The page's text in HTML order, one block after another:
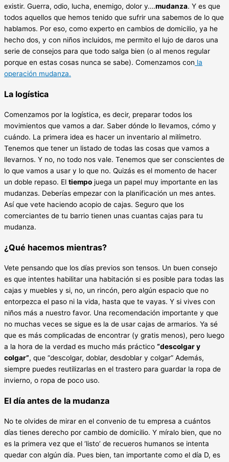
existir. Guerra, odio, lucha, enemigo, dolor y….mudanza. Y es que
todos aquellos que hemos tenido que sufrir una sabemos de lo que
hablamos. Por eso, como experto en cambios de domicilio, ya he
hecho dos, y con niños incluidos, me permito el lujo de daros una
serie de consejos para que todo salga bien (o al menos regular
porque en estas cosas nunca se sabe). Comenzamos con la
operación mudanza.
La logística
Comenzamos por la logística, es decir, preparar todos los
movimientos que vamos a dar. Saber dónde lo llevamos, cómo y
cuándo. La primera idea es hacer un inventario al milímetro.
Tenemos que tener un listado de todas las cosas que vamos a
llevarnos. Y no, no todo nos vale. Tenemos que ser conscientes de
lo que vamos a usar y lo que no. Quizás es el momento de hacer
un doble repaso. El tiempo juega un papel muy importante en las
mudanzas. Deberías empezar con la planificación un mes antes.
Así que vete haciendo acopio de cajas. Seguro que los
comerciantes de tu barrio tienen unas cuantas cajas para tu
mudanza.
¿Qué hacemos mientras?
Vete pensando que los días previos son tensos. Un buen consejo
es que intentes habilitar una habitación si es posible para todas las
cajas y muebles y si, no, un rincón, pero algún espacio que no
entorpezca el paso ni la vida, hasta que te vayas. Y si vives con
niños más a nuestro favor. Una recomendación importante y que
no muchas veces se sigue es la de usar cajas de armarios. Ya sé
que es más complicadas de encontrar (y gratis menos), pero luego
a la hora de la verdad es mucho más práctico “descolgar y
colgar”, que “descolgar, doblar, desdoblar y colgar” Además,
siempre puedes reutilizarlas en el trastero para guardar la ropa de
invierno, o ropa de poco uso.
El día antes de la mudanza
No te olvides de mirar en el convenio de tu empresa a cuántos
días tienes derecho por cambio de domicilio. Y míralo bien, que no
es la primera vez que el ‘listo’ de recueros humanos se intenta
quedar con algún día. Pues bien, tan importante como el día D, es